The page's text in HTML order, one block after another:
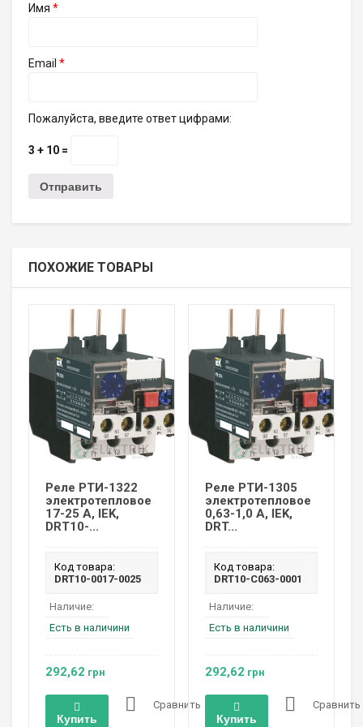
Имя *
Email *
Пожалуйста, введите ответ цифрами:
3 + 10 =
ПОХОЖИЕ ТОВАРЫ
Реле РТИ-1322
электротепловое
17-25 А, IEK,
DRT10-...
Код товара:
DRT10-0017-0025
Наличие:
Есть в наличини
292,62 грн
Купить
Сравнить
Реле РТИ-1305
электротепловое
0,63-1,0 А, IEK,
DRT...
Код товара:
DRT10-C063-0001
Наличие:
Есть в наличини
292,62 грн
Купить
Сравнить